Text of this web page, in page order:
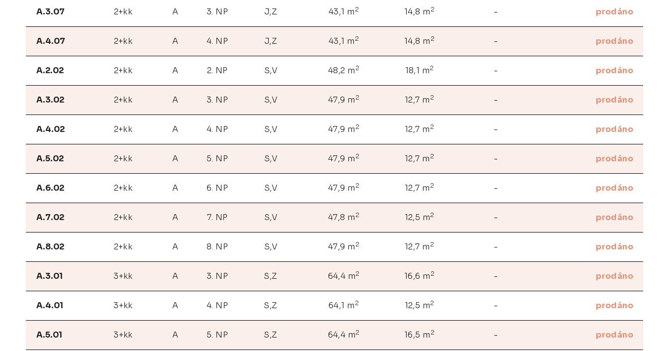
A.3.07 2+kk A 3. NP J,Z 43,1 m 2 14,8 m 2 - prodáno
A.4.07 2+kk A 4. NP J,Z 43,1 m 2 14,8 m 2 - prodáno
A.2.02 2+kk A 2. NP S,V 48,2 m 2 18,1 m2 - prodáno
A.3.02 2+kk A 3. NP S,V 47,9 m 2 12,7 m 2 - prodáno
A.4.02 2+kk A 4. NP S,V 47,9 m 2 12,7 m 2 - prodáno
A.5.02 2+kk A 5. NP S,V 47,9 m 2 12,7 m 2 - prodáno
A.6.02 2+kk A 6. NP S,V 47,9 m 2 12,7 m 2 - prodáno
A.7.02 2+kk A 7. NP S,V 47,8 m 2 12,5 m2 - prodáno
A.8.02 2+kk A 8. NP S,V 47,9 m 2 12,7 m 2 - prodáno
A.3.01 3+kk A 3. NP S,Z 64,4 m2 16,6 m 2 - prodáno
A.4.01 3+kk A 4. NP S,Z 64,1 m 2 12,5 m2 - prodáno
A.5.01 3+kk A 5. NP S,Z 64,4 m2 16,5 m 2 - prodáno